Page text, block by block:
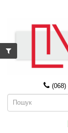
(068)